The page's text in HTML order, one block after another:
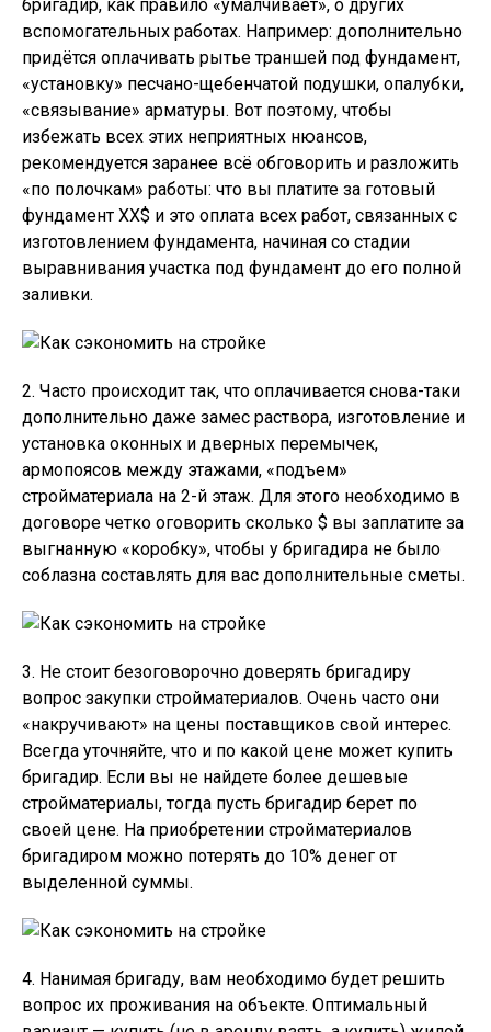
бригадир, как правило «умалчивает», о других
вспомогательных работах. Например: дополнительно
придётся оплачивать рытье траншей под фундамент,
«установку» песчано-щебенчатой подушки, опалубки,
«связывание» арматуры. Вот поэтому, чтобы
избежать всех этих неприятных нюансов,
рекомендуется заранее всё обговорить и разложить
«по полочкам» работы: что вы платите за готовый
фундамент ХХ$ и это оплата всех работ, связанных с
изготовлением фундамента, начиная со стадии
выравнивания участка под фундамент до его полной
заливки.
2. Часто происходит так, что оплачивается снова-таки
дополнительно даже замес раствора, изготовление и
установка оконных и дверных перемычек,
армопоясов между этажами, «подъем»
стройматериала на 2-й этаж. Для этого необходимо в
договоре четко оговорить сколько $ вы заплатите за
выгнанную «коробку», чтобы у бригадира не было
соблазна составлять для вас дополнительные сметы.
3. Не стоит безоговорочно доверять бригадиру
вопрос закупки стройматериалов. Очень часто они
«накручивают» на цены поставщиков свой интерес.
Всегда уточняйте, что и по какой цене может купить
бригадир. Если вы не найдете более дешевые
стройматериалы, тогда пусть бригадир берет по
своей цене. На приобретении стройматериалов
бригадиром можно потерять до 10% денег от
выделенной суммы.
4. Нанимая бригаду, вам необходимо будет решить
вопрос их проживания на объекте. Оптимальный